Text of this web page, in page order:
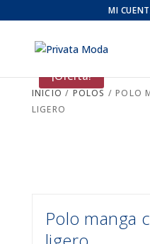
MI
INICIO / POLOS / POLO
LIGERO
¡Oferta!
Polo manga